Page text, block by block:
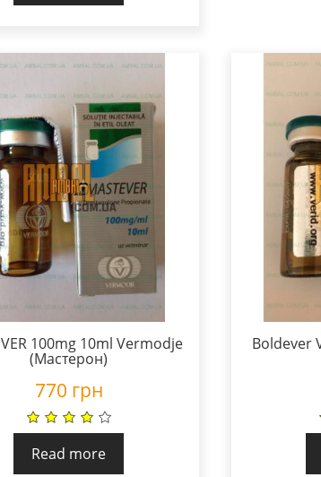
100mg 10ml Vermodje
(Мастерон)
770 грн
Read more
Boldever